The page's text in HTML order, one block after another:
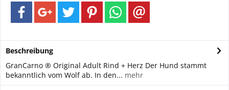
Beschreibung
GranCarno ® Original Adult Rind + Herz Der Hund stammt
bekanntlich vom Wolf ab. In den... mehr